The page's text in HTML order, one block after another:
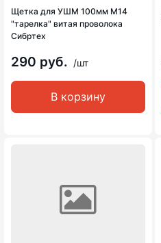
Щетка для УШМ 100мм М14
"тарелка" витая проволока
Сибртех
290 руб. /шт
В корзину